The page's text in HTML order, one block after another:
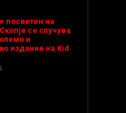
посветен на
се случува
и
издание на Kid